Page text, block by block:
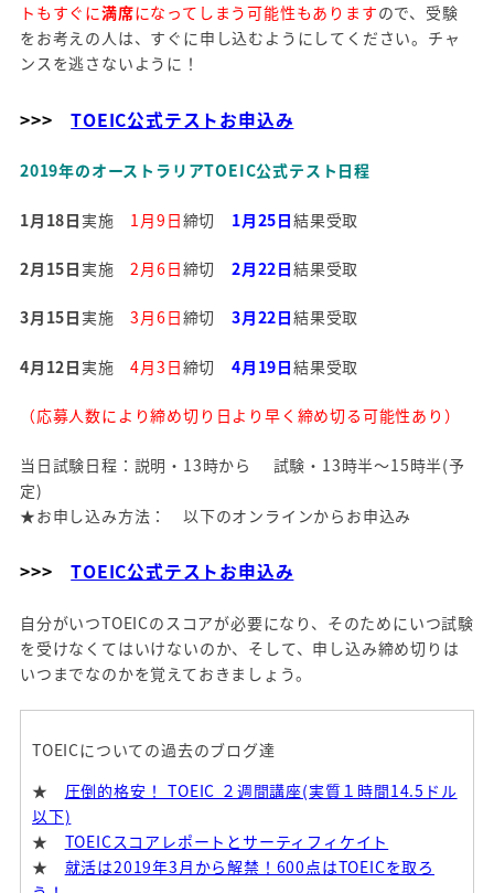
トもすぐに満席になってしまう可能性もありますので、受験
をお考えの人は、すぐに申し込むようにしてください。チャ
ンスを逃さないように！
>>>TOEIC公式テストお申込み
2019年のオーストラリアTOEIC公式テスト日程
1月18日 実施 1月9日締切 1月25日結果受取
2月15日 実施2月6日締切2月22日結果受取
3月15日 実施3月6日締切3月22日結果受取
4月12日 実施4月3日締切4月19日結果受取
（応募人数により締め切り日より早く締め切る可能性あり）
当日試験日程：説明・13時から 試験・13時半～15時半(予
定)
★お申し込み方法： 以下のオンラインからお申込み
>>>TOEIC公式テストお申込み
自分がいつTOEICのスコアが必要になり、そのためにいつ試験
を受けなくてはいけないのか、そして、申し込み締め切りは
いつまでなのかを覚えておきましょう。
TOEICについての過去のブログ達
★ 圧倒的格安！ TOEIC ２週間講座(実質１時間14.5ドル
以下)
★ TOEICスコアレポートとサーティフィケイト
★ 就活は2019年3月から解禁！600点はTOEICを取ろ